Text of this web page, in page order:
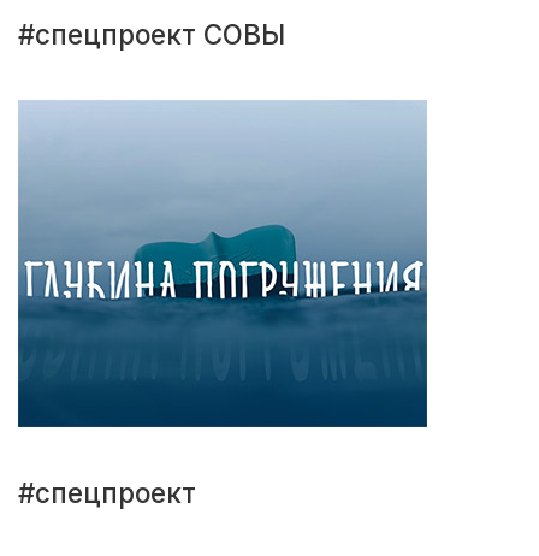
#спецпроект СОВЫ
#спецпроект